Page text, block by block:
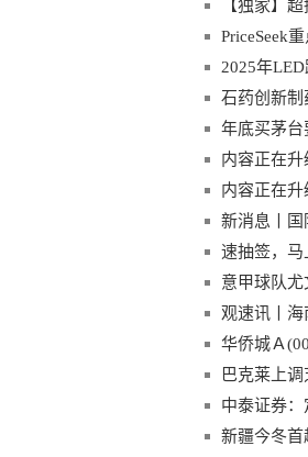
阳能电池
【独家】
PriceSeek
2025年
石药创新制
作|微动态
年底买茅台
内容正在升
内容正在
新消息丨
速抽签，马
意甲球队尤
成功，将
观速讯丨
华侨城Ａ
巴克莱上
中泰证券
万亿
新疆今冬首